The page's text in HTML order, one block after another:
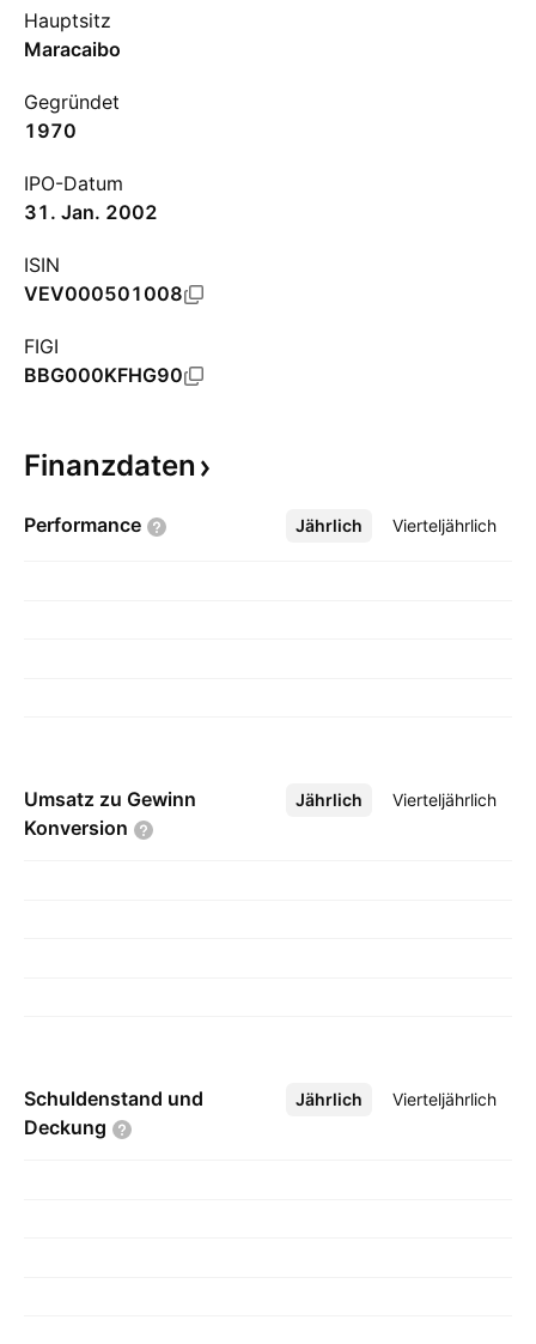
Hauptsitz
Maracaibo
Gegründet
1970
IPO-Datum
31. Jan. 2002
ISIN
VEV000501008
FIGI
BBG000KFHG90
Finanzdaten
Performance Jährlich Vierteljährlich
Mehr
Umsatz zu Gewinn
Konversion
Jährlich Vierteljährlich
Mehr
Schuldenstand und
Deckung
Jährlich Vierteljährlich
Mehr